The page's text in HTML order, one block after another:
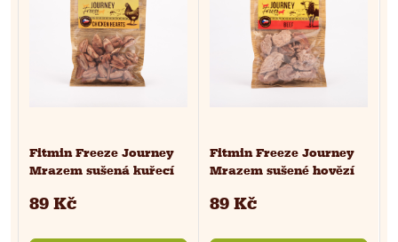
Fitmin Freeze Journey
Mrazem sušená kuřecí
25 g
89 Kč
Fitmin Freeze Journey
Mrazem sušené hovězí
89 Kč